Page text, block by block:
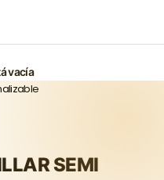
vacía
SEMI